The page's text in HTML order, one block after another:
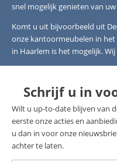
snel mogelijk genieten van
Komt u uit bijvoorbeeld uit
onze kantoormeubelen in
in Haarlem is het mogelijk.
Schrijf u in
Wilt u up-to-date blijven van
eerste onze acties en
u dan in voor onze
achter te laten.